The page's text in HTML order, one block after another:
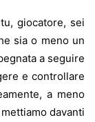
tu, giocatore, sei
sia o meno un
a seguire
e controllare
a meno
davanti